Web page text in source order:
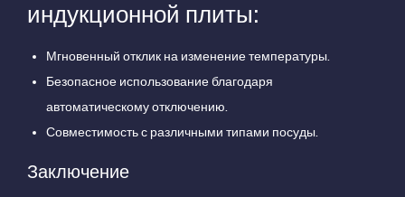
индукционной плиты:
Мгновенный отклик на изменение температуры.
Безопасное использование благодаря
автоматическому отключению.
Совместимость с различными типами посуды.
Заключение